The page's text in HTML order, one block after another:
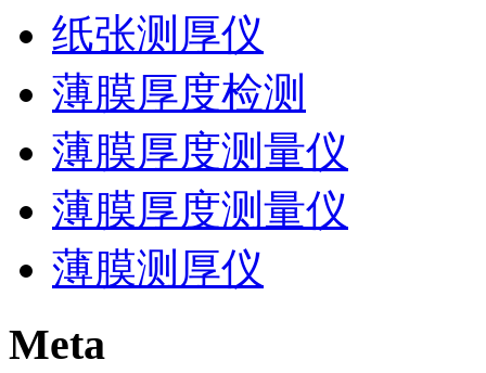
纸张测厚仪
薄膜厚度检测
薄膜厚度测量仪
薄膜厚度测量仪
薄膜测厚仪
Meta